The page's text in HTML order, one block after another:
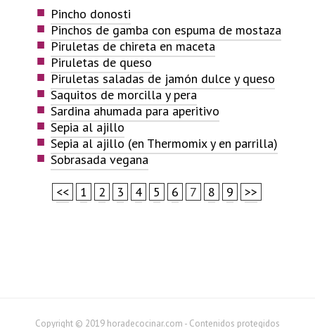
Pincho donosti
Pinchos de gamba con espuma de mostaza
Piruletas de chireta en maceta
Piruletas de queso
Piruletas saladas de jamón dulce y queso
Saquitos de morcilla y pera
Sardina ahumada para aperitivo
Sepia al ajillo
Sepia al ajillo (en Thermomix y en parrilla)
Sobrasada vegana
<<
1 2 3 4 5 6 7 8 9 >>
Copyright © 2019 horadecocinar.com - Contenidos protegidos